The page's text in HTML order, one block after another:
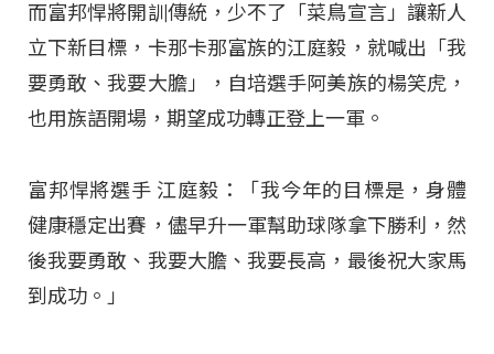
而富邦悍將開訓傳統，少不了「菜鳥宣言」讓新人
立下新目標，卡那卡那富族的江庭毅，就喊出「我
要勇敢、我要大膽」，自培選手阿美族的楊笑虎，
也用族語開場，期望成功轉正登上一軍。
富邦悍將選手 江庭毅：「我今年的目標是，身體
健康穩定出賽，儘早升一軍幫助球隊拿下勝利，然
後我要勇敢、我要大膽、我要長高，最後祝大家馬
到成功。」